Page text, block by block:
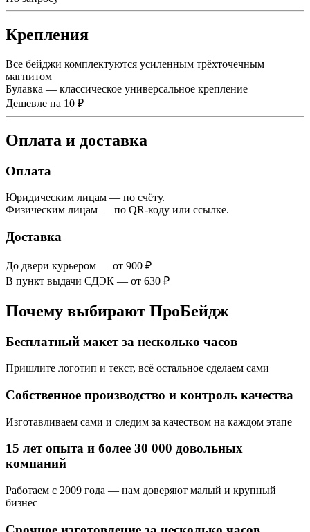
Крепления
Все бейджи комплектуются усиленным трёхточечным
магнитом
Булавка — классическое универсальное крепление
Дешевле на 10 ₽
Оплата и доставка
Оплата
Юридическим лицам — по счёту.
Физическим лицам — по QR-коду или ссылке.
Доставка
До двери курьером — от 900 ₽
В пункт выдачи СДЭК — от 630 ₽
Почему выбирают ПроБейдж
Бесплатный макет за несколько часов
Пришлите логотип и текст, всё остальное сделаем сами
Собственное производство и контроль качества
Изготавливаем сами и следим за качеством на каждом этапе
15 лет опыта и более 30 000 довольных
компаний
Работаем с 2009 года — нам доверяют малый и крупный
бизнес